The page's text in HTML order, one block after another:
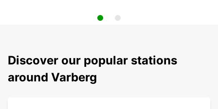
Discover our popular stations
around Varberg